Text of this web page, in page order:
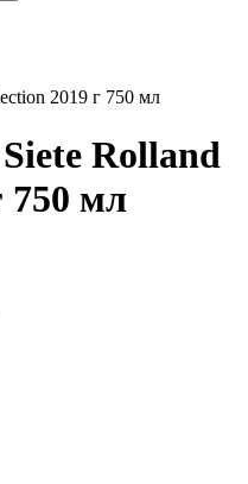
2019 г 750 мл
Rolland
750 мл